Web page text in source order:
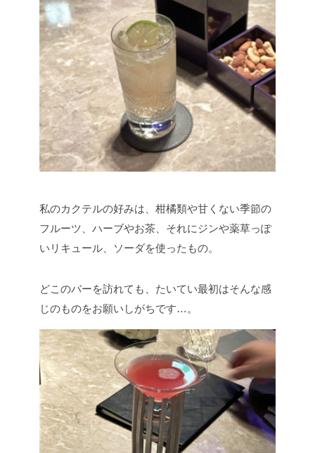
私のカクテルの好みは、柑橘類や甘くない季節の
フルーツ、ハーブやお茶、それにジンや薬草っぽ
いリキュール、ソーダを使ったもの。
どこのバーを訪れても、たいてい最初はそんな感
じのものをお願いしがちです…。